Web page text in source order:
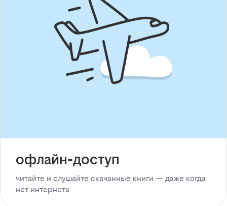
офлайн-доступ
читайте и слушайте скачанные книги — даже когда
нет интернета